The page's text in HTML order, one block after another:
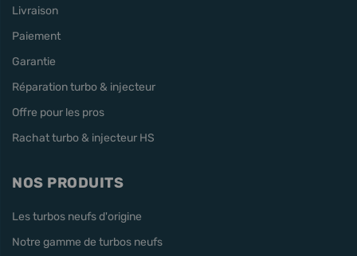
Livraison
Paiement
Garantie
Réparation turbo & injecteur
Offre pour les pros
Rachat turbo & injecteur HS
NOS PRODUITS
Les turbos neufs d'origine
Notre gamme de turbos neufs